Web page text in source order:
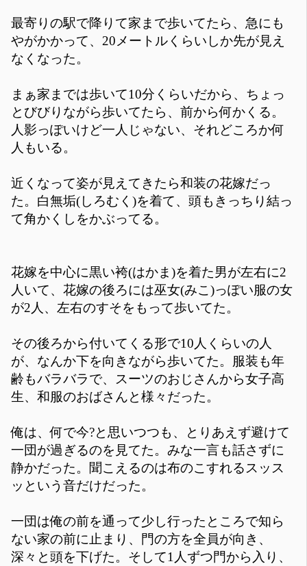
最寄りの駅で降りて家まで歩いてたら、急にも
やがかかって、20メートルくらいしか先が見え
なくなった。
まぁ家までは歩いて10分くらいだから、ちょっ
とびびりながら歩いてたら、前から何かくる。
人影っぽいけど一人じゃない、それどころか何
人もいる。
近くなって姿が見えてきたら和装の花嫁だっ
た。白無垢(しろむく)を着て、頭もきっちり結っ
て角かくしをかぶってる。
花嫁を中心に黒い袴(はかま)を着た男が左右に2
人いて、花嫁の後ろには巫女(みこ)っぽい服の女
が2人、左右のすそをもって歩いてた。
その後ろから付いてくる形で10人くらいの人
が、なんか下を向きながら歩いてた。服装も年
齢もバラバラで、スーツのおじさんから女子高
生、和服のおばさんと様々だった。
俺は、何で今?と思いつつも、とりあえず避けて
一団が過ぎるのを見てた。みな一言も話さずに
静かだった。聞こえるのは布のこすれるスッス
ッという音だけだった。
一団は俺の前を通って少し行ったところで知ら
ない家の前に止まり、門の方を全員が向き、
深々と頭を下げた。そして1人ずつ門から入り、